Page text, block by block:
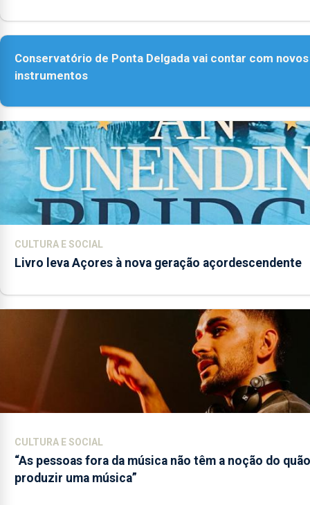
Conservatório de Ponta Delgada vai contar com novos
instrumentos
CULTURA E SOCIAL
Livro leva Açores à nova geração açordescendente
CULTURA E SOCIAL
“As pessoas fora da música não têm a noção do
produzir uma música”